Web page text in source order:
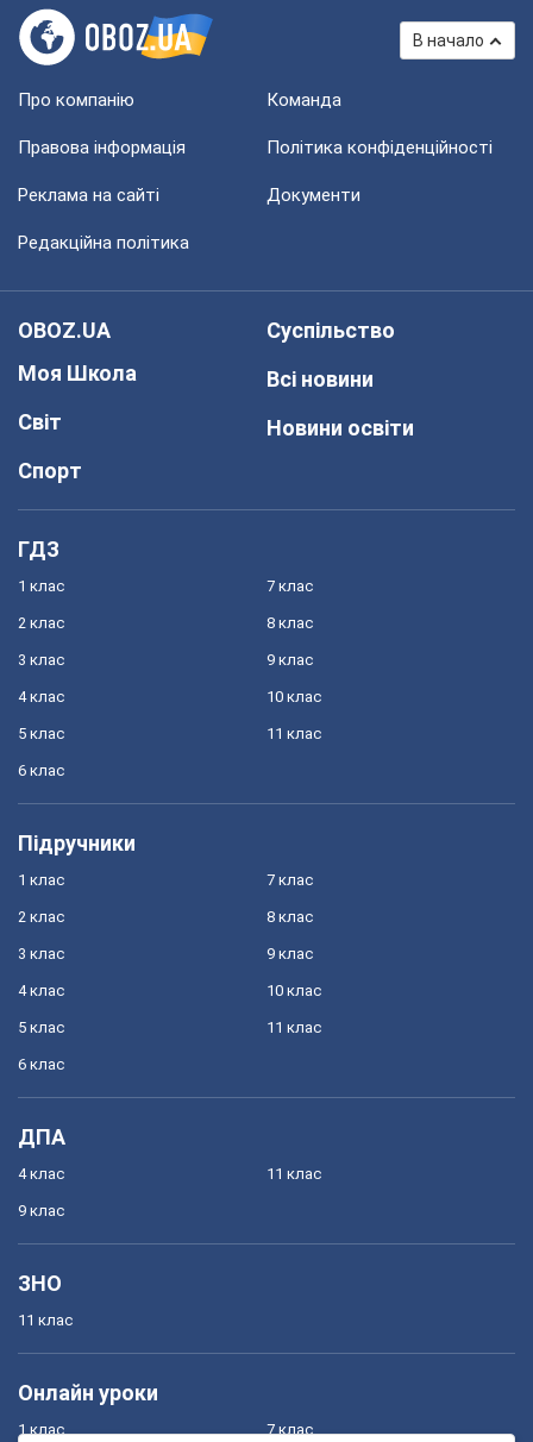
В начало
Про компанію Команда
Правова інформація Політика конфіденційності
Реклама на сайті Документи
Редакційна політика
OBOZ.UA
Моя Школа
Світ
Спорт
Суспільство
Всі новини
Новини освіти
ГДЗ
1 клас
2 клас
3 клас
4 клас
5 клас
6 клас
7 клас
8 клас
9 клас
10 клас
11 клас
Підручники
1 клас
2 клас
3 клас
4 клас
5 клас
6 клас
7 клас
8 клас
9 клас
10 клас
11 клас
ДПА
4 клас
9 клас
11 клас
ЗНО
11 клас
Онлайн уроки
1 клас 7 клас